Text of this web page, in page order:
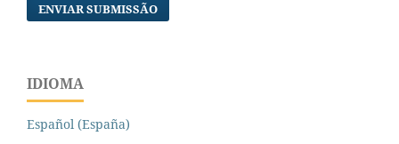
ENVIAR SUBMISSÃO
IDIOMA
Español (España)